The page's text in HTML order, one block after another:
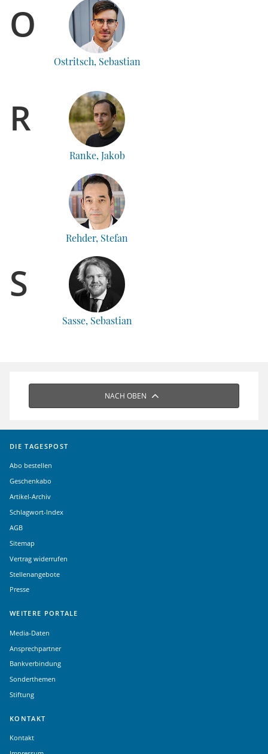
O
Ostritsch, Sebastian
R
Ranke, Jakob
Rehder, Stefan
S
Sasse, Sebastian
NACH OBEN
DIE TAGESPOST
Abo bestellen
Geschenkabo
Artikel-Archiv
Schlagwort-Index
AGB
Sitemap
Vertrag widerrufen
Stellenangebote
Presse
WEITERE PORTALE
Media-Daten
Ansprechpartner
Bankverbindung
Sonderthemen
Stiftung
KONTAKT
Kontakt